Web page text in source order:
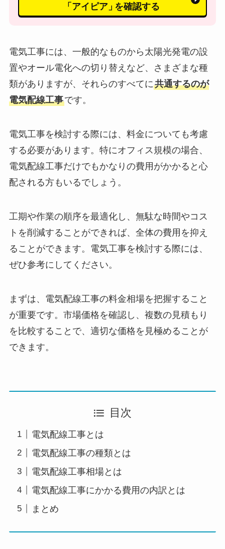
「アイピア」を確認する
電気工事には、一般的なものから太陽光発電の設
置やオール電化への切り替えなど、さまざまな種
類がありますが、それらのすべてに共通するのが
電気配線工事です。
電気工事を検討する際には、料金についても考慮
する必要があります。特にオフィス規模の場合、
電気配線工事だけでもかなりの費用がかかると心
配される方もいるでしょう。
工期や作業の順序を最適化し、無駄な時間やコス
トを削減することができれば、全体の費用を抑え
ることができます。電気工事を検討する際には、
ぜひ参考にしてください。
まずは、電気配線工事の料金相場を把握すること
が重要です。市場価格を確認し、複数の見積もり
を比較することで、適切な価格を見極めることが
できます。
目次
電気配線工事とは
電気配線工事の種類とは
電気配線工事相場とは
電気配線工事にかかる費用の内訳とは
まとめ